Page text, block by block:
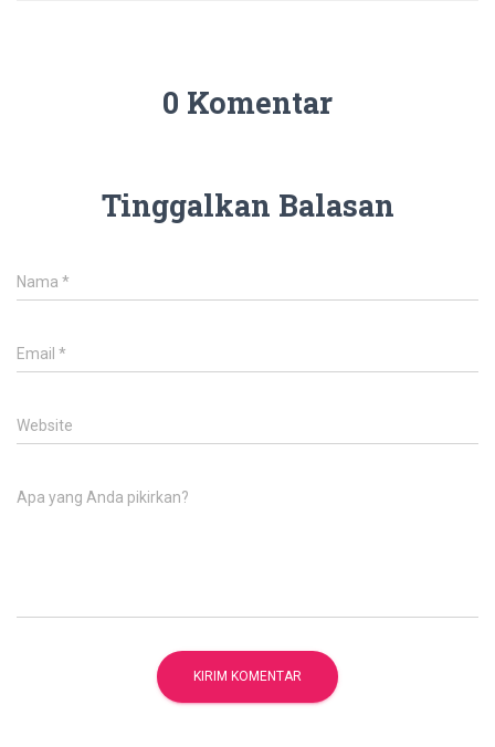
0 Komentar
Tinggalkan Balasan
Nama *
Email *
Website
Apa yang Anda pikirkan?